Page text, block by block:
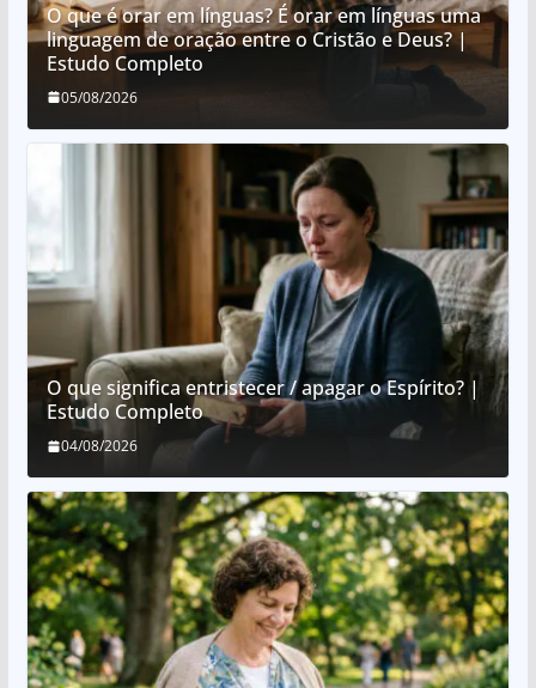
O que é orar em línguas? É orar em línguas uma
linguagem de oração entre o Cristão e Deus? |
Estudo Completo
05/08/2026
O que significa entristecer / apagar o Espírito? |
Estudo Completo
04/08/2026